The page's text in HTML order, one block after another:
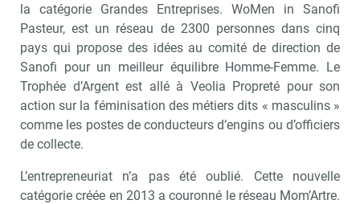
la catégorie Grandes Entreprises. WoMen in Sanofi
Pasteur, est un réseau de 2300 personnes dans cinq
pays qui propose des idées au comité de direction de
Sanofi pour un meilleur équilibre Homme-Femme. Le
Trophée d’Argent est allé à Veolia Propreté pour son
action sur la féminisation des métiers dits « masculins »
comme les postes de conducteurs d’engins ou d’officiers
de collecte.
L’entrepreneuriat n’a pas été oublié. Cette nouvelle
catégorie créée en 2013 a couronné le réseau Mom’Artre.